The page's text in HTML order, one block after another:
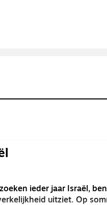
ieder jaar Israël,
uitziet. Op